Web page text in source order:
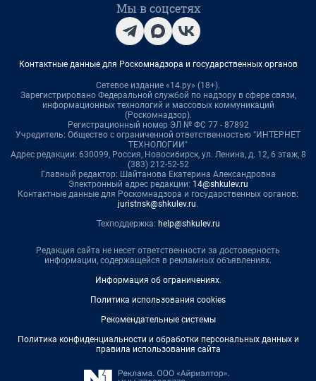
Мы в соцсетях
Контактные данные для Роскомнадзора и государственных органов
Сетевое издание «14.ру» (18+).
Зарегистрировано Федеральной службой по надзору в сфере связи,
информационных технологий и массовых коммуникаций
(Роскомнадзор).
Регистрационный номер ЭЛ № ФС 77 - 87892
Учредитель: Общество с ограниченной ответственностью "ИНТЕРНЕТ
ТЕХНОЛОГИИ"
Адрес редакции: 630099, Россия, Новосибирск, ул. Ленина, д. 12, 6 этаж, 8
(383) 212-52-52
Главный редактор: Шайтанова Екатерина Александровна
Электронный адрес редакции: 14@shkulev.ru
Контактные данные для Роскомнадзора и государственных органов:
juristnsk@shkulev.ru.
Техподдержка: help@shkulev.ru
Редакция сайта не несет ответственности за достоверность
информации, содержащейся в рекламных объявлениях.
Информация об ограничениях.
Политика использования cookies
Рекомендательные системы
Политика конфиденциальности и обработки персональных данных и
правила использования сайта